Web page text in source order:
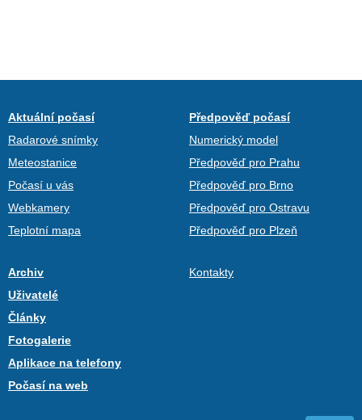
Aktuální počasí
Radarové snímky
Meteostanice
Počasí u vás
Webkamery
Teplotní mapa
Předpověď počasí
Numerický model
Předpověď pro Prahu
Předpověď pro Brno
Předpověď pro Ostravu
Předpověď pro Plzeň
Archiv
Uživatelé
Články
Fotogalerie
Aplikace na telefony
Počasí na web
Kontakty